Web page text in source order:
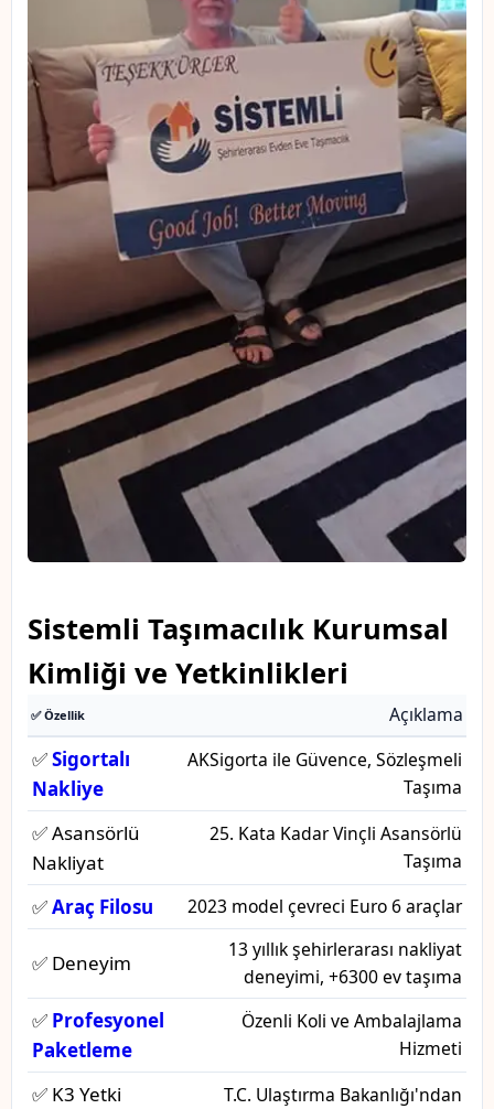
Sistemli Taşımacılık Kurumsal
Kimliği ve Yetkinlikleri
✅ Özellik Açıklama
✅Sigortalı
Nakliye
AKSigorta ile Güvence, Sözleşmeli
Taşıma
✅ Asansörlü
Nakliyat
25. Kata Kadar Vinçli Asansörlü
Taşıma
✅Araç Filosu 2023 model çevreci Euro 6 araçlar
✅ Deneyim
13 yıllık şehirlerarası nakliyat
deneyimi, +6300 ev taşıma
✅ Profesyonel
Paketleme
Özenli Koli ve Ambalajlama
Hizmeti
✅ K3 Yetki
T.C. Ulaştırma Bakanlığı'ndan